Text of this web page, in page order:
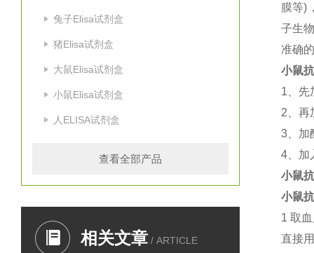
兔子Elisa试剂盒
猪Elisa试剂盒
大鼠Elisa试剂盒
小鼠Elisa试剂盒
人ELISA试剂盒
查看全部产品
相关文章 / ARTICLE
膜等)
子生
准确
小鼠
1 、
2 、
3 、
4 、
小鼠
小鼠
1取
直接